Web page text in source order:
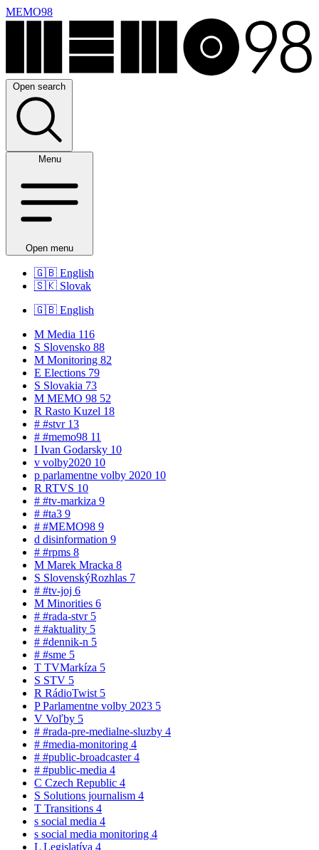
MEMO98
Open search
Menu
Open menu
🇬🇧 English
🇸🇰 Slovak
🇬🇧 English
M Media 116
S Slovensko 88
M Monitoring 82
E Elections 79
S Slovakia 73
M MEMO 98 52
R Rasto Kuzel 18
# #stvr 13
# #memo98 11
I Ivan Godarsky 10
v volby2020 10
p parlamentne volby 2020 10
R RTVS 10
# #tv-markiza 9
# #ta3 9
# #MEMO98 9
d disinformation 9
# #rpms 8
M Marek Mracka 8
S SlovenskýRozhlas 7
# #tv-joj 6
M Minorities 6
# #rada-stvr 5
# #aktuality 5
# #dennik-n 5
# #sme 5
T TVMarkíza 5
S STV 5
R RádioTwist 5
PParlamentne volby 2023 5
V Voľby 5
# #rada-pre-medialne-sluzby 4
# #media-monitoring 4
# #public-broadcaster4
# #public-media 4
C Czech Republic 4
S Solutions journalism 4
T Transitions 4
s social media 4
s social media monitoring 4
L Legislatíva 4